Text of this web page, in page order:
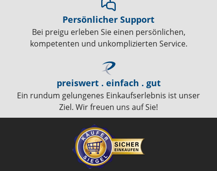
Persönlicher Support
Bei preigu erleben Sie einen persönlichen,
kompetenten und unkomplizierten Service.
preiswert . einfach . gut
Ein rundum gelungenes Einkaufserlebnis ist unser
Ziel. Wir freuen uns auf Sie!